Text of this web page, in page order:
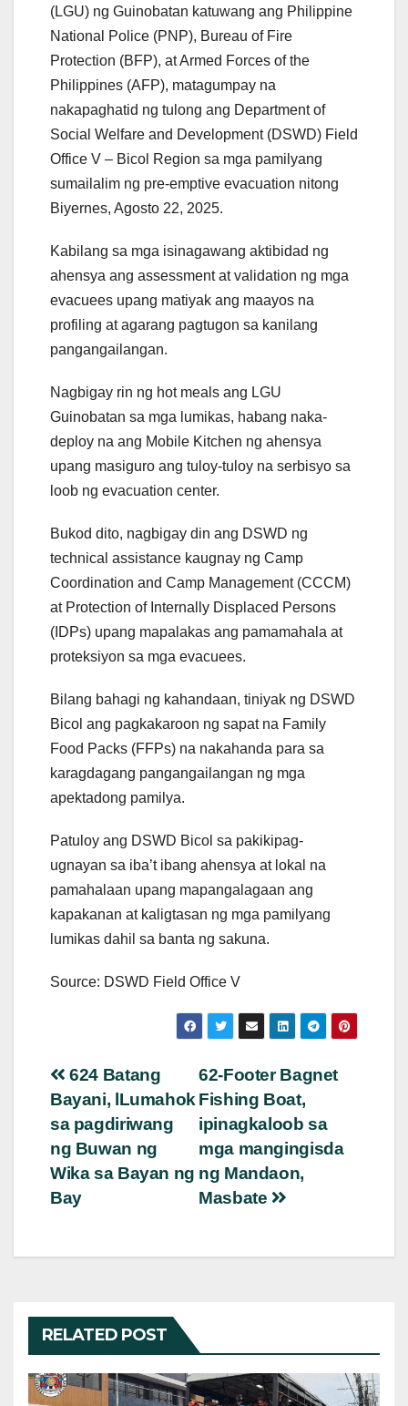
(LGU) ng Guinobatan katuwang ang Philippine
National Police (PNP), Bureau of Fire
Protection (BFP), at Armed Forces of the
Philippines (AFP), matagumpay na
nakapaghatid ng tulong ang Department of
Social Welfare and Development (DSWD) Field
Office V – Bicol Region sa mga pamilyang
sumailalim ng pre-emptive evacuation nitong
Biyernes, Agosto 22, 2025.
Kabilang sa mga isinagawang aktibidad ng
ahensya ang assessment at validation ng mga
evacuees upang matiyak ang maayos na
profiling at agarang pagtugon sa kanilang
pangangailangan.
Nagbigay rin ng hot meals ang LGU
Guinobatan sa mga lumikas, habang naka-
deploy na ang Mobile Kitchen ng ahensya
upang masiguro ang tuloy-tuloy na serbisyo sa
loob ng evacuation center.
Bukod dito, nagbigay din ang DSWD ng
technical assistance kaugnay ng Camp
Coordination and Camp Management (CCCM)
at Protection of Internally Displaced Persons
(IDPs) upang mapalakas ang pamamahala at
proteksiyon sa mga evacuees.
Bilang bahagi ng kahandaan, tiniyak ng DSWD
Bicol ang pagkakaroon ng sapat na Family
Food Packs (FFPs) na nakahanda para sa
karagdagang pangangailangan ng mga
apektadong pamilya.
Patuloy ang DSWD Bicol sa pakikipag-
ugnayan sa iba’t ibang ahensya at lokal na
pamahalaan upang mapangalagaan ang
kapakanan at kaligtasan ng mga pamilyang
lumikas dahil sa banta ng sakuna.
Source: DSWD Field Office V
Post
navigation
62-Footer Bagnet
Fishing Boat,
ipinagkaloob sa
mga mangingisda
ng Mandaon,
Masbate
624 Batang
Bayani, lLumahok
sa pagdiriwang
ng Buwan ng
Wika sa Bayan ng
Bay
RELATED POST